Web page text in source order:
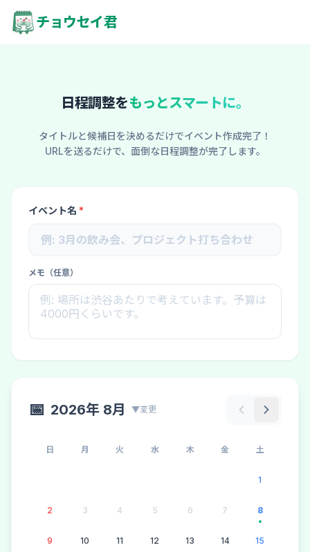
チョウセイ君- 登録不要の日程調整ツール
日程調整をもっとスマートに。
タイトルと候補日を決めるだけでイベント作成完了！
URLを送るだけで、面倒な日程調整が完了します。
イベント名 *
メモ（任意）
📅 2026年 8月 ▼変更
日 月 火 水 木 金 土
1
2 3 4 5 6 7 8
9 10 11 12 13 14 15